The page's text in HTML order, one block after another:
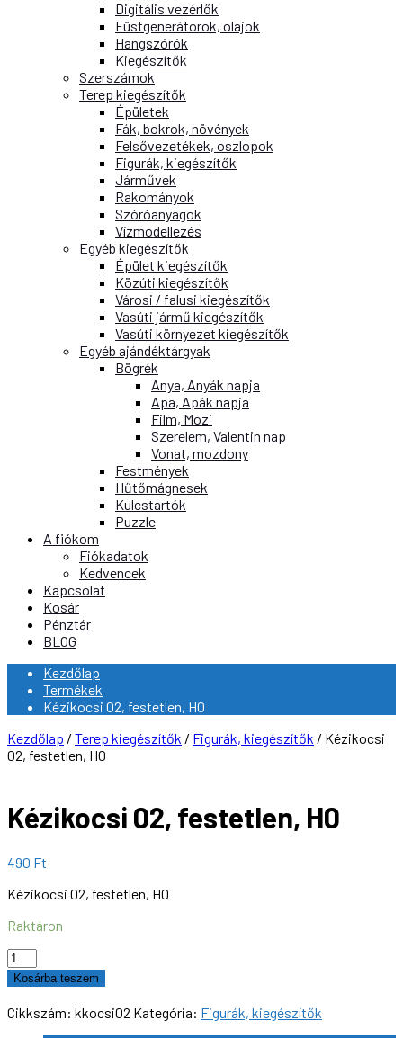
Digitális vezérlők
Füstgenerátorok, olajok
Hangszórók
Kiegészítők
Szerszámok
Terep kiegészítők
Épületek
Fák, bokrok, növények
Felsővezetékek, oszlopok
Figurák, kiegészítők
Járművek
Rakományok
Szóróanyagok
Vízmodellezés
Egyéb kiegészítők
Épület kiegészítők
Közúti kiegészítők
Városi / falusi kiegészítők
Vasúti jármű kiegészítők
Vasúti környezet kiegészítők
Egyéb ajándéktárgyak
Bögrék
Anya, Anyák napja
Apa, Apák napja
Film, Mozi
Szerelem, Valentin nap
Vonat, mozdony
Festmények
Hűtőmágnesek
Kulcstartók
Puzzle
A fiókom
Fiókadatok
Kedvencek
Kapcsolat
Kosár
Pénztár
BLOG
Kezdőlap
Termékek
Kézikocsi 02, festetlen, H0
Kezdőlap / Terep kiegészítők / Figurák, kiegészítők / Kézikocsi
02, festetlen, H0
Kézikocsi 02, festetlen, H0
490 Ft
Kézikocsi 02, festetlen, H0
Raktáron
Kézikocsi
02,
festetlen,
H0
mennyiség
Kosárba teszem
Cikkszám: kkocsi02 Kategória: Figurák, kiegészítők